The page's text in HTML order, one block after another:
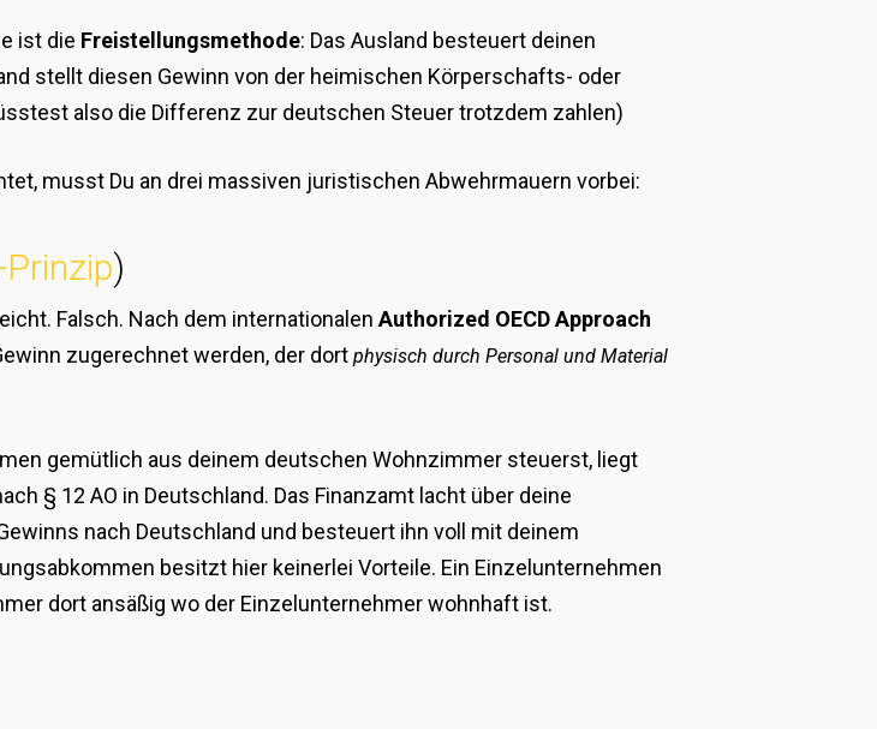
ist die Freistellungsmethode: Das Ausland besteuert deinen
stellt diesen Gewinn von der heimischen Körperschafts- oder
also die Differenz zur deutschen Steuer trotzdem zahlen)
musst Du an drei massiven juristischen Abwehrmauern vorbei:
)
Falsch. Nach dem internationalen Authorized OECD Approach
zugerechnet werden, der dort physisch durch Personal und Material
gemütlich aus deinem deutschen Wohnzimmer steuerst, liegt
§ 12 AO in Deutschland. Das Finanzamt lacht über deine
nach Deutschland und besteuert ihn voll mit deinem
besitzt hier keinerlei Vorteile. Ein Einzelunternehmen
dort ansäßig wo der Einzelunternehmer wohnhaft ist.